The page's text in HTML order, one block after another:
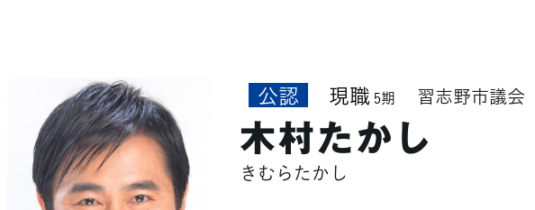
公認 現職 5期 習志野市議会
木村たかし
きむらたかし